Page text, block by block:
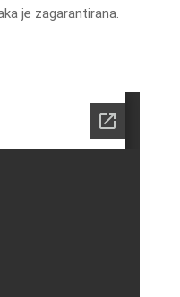
je zagarantirana.